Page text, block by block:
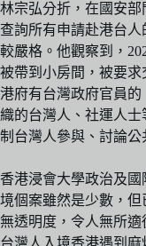
林宗弘分折，在國安
查詢所有申請赴港台
較嚴格。他觀察到，
被帶到小房間，被要求
港府有台灣政府官員
織的台灣人、社運人
制台灣人參與、討論公
香港浸會大學政治及
境個案雖然是少數，
無透明度，令人無所